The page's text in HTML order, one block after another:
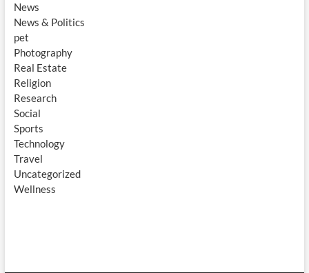
News
News & Politics
pet
Photography
Real Estate
Religion
Research
Social
Sports
Technology
Travel
Uncategorized
Wellness